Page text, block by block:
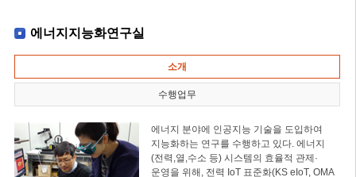
에너지지능화연구실
소개
수행업무
에너지 분야에 인공지능 기술을 도입하여
지능화하는 연구를 수행하고 있다. 에너지
(전력,열,수소 등) 시스템의 효율적 관제·
운영을 위해, 전력 IoT 표준화(KS eIoT, OMA